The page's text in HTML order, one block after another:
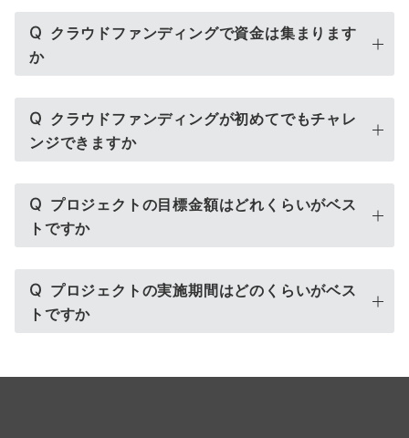
Q クラウドファンディングで資金は集まります
か
Q クラウドファンディングが初めてでもチャレ
ンジできますか
Q プロジェクトの目標金額はどれくらいがベス
トですか
Q プロジェクトの実施期間はどのくらいがベス
トですか